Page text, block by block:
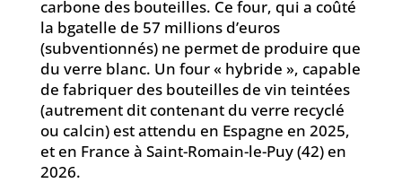
carbone des bouteilles. Ce four, qui a coûté
la bgatelle de 57 millions d’euros
(subventionnés) ne permet de produire que
du verre blanc. Un four « hybride », capable
de fabriquer des bouteilles de vin teintées
(autrement dit contenant du verre recyclé
ou calcin) est attendu en Espagne en 2025,
et en France à Saint-Romain-le-Puy (42) en
2026.